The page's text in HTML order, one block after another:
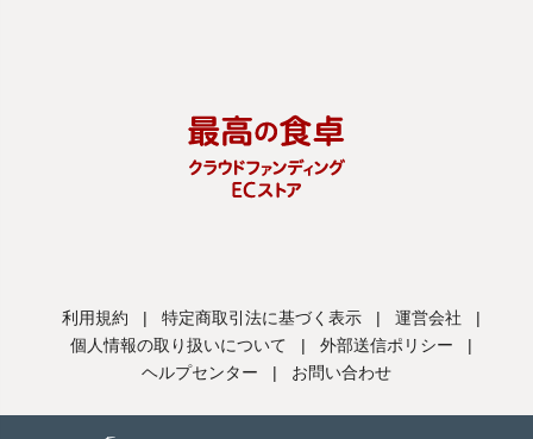
利用規約 | 特定商取引法に基づく表示 | 運営会社
|
個人情報の取り扱いについて
| 外部送信ポリシー
|
ヘルプセンター
| お問い合わせ